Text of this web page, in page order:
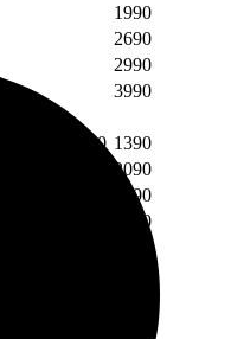
1990
2690
2990
3990
20х20 1390
20х20
2090
1590
2390